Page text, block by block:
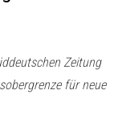
Zeitung
für neue